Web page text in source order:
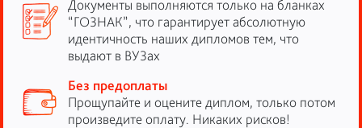
Документы выполняются только на бланках
“ГОЗНАК”, что гарантирует абсолютную
идентичность наших дипломов тем, что
выдают в ВУЗах
Без предоплаты
Прощупайте и оцените диплом, только потом
произведите оплату. Никаких рисков!